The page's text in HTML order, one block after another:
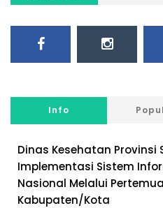
Info
Dinas Kesehatan
Implementasi Sistem
Nasional Melalui
Kabupaten/Kota